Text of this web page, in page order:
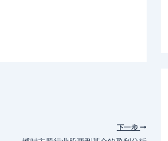
下一步